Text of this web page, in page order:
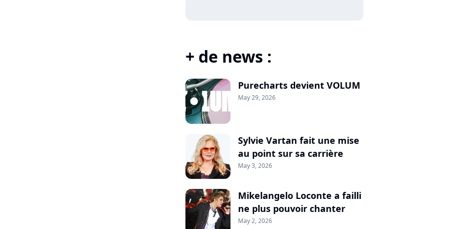
+ de news :
Purecharts devient VOLUM
May 29, 2026
Sylvie Vartan fait une mise
au point sur sa carrière
May 3, 2026
Mikelangelo Loconte a failli
ne plus pouvoir chanter
May 2, 2026